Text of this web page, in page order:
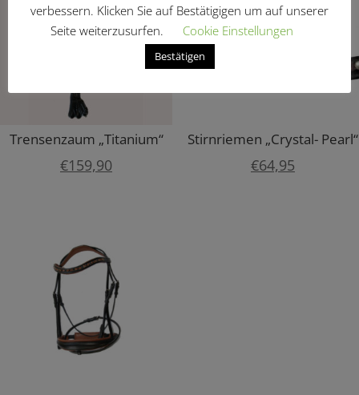
Trensenzaum „Titanium“
€159,90
Stirnriemen „Crystal- Pearl“
€64,95
verbessern. Klicken Sie auf Bestätigigen um auf unserer
Seite weiterzusurfen.
Cookie Einstellungen
Bestätigen